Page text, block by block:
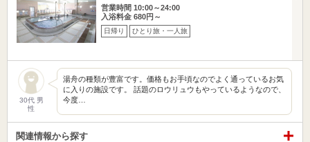
営業時間 10:00～24:00
入浴料金 680円～
日帰り ひとり旅・一人旅
30代 男
性
湯舟の種類が豊富です。価格もお手頃なのでよく通っているお気
に入りの施設です。 話題のロウリュウもやっているようなので、
今度…
関連情報から探す